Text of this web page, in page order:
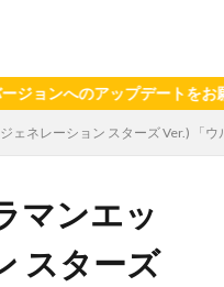
アップデートをお願いいた
ェネレーション スターズ Ver.) 「ウ
マンエッ
スターズ